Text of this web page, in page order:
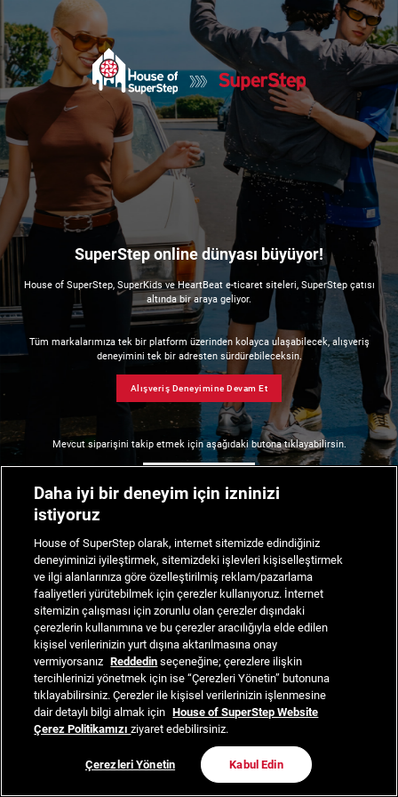
SuperStep online dünyası büyüyor!
House of SuperStep, SuperKids ve HeartBeat e-ticaret siteleri, SuperStep çatısı
altında bir araya geliyor.
Tüm markalarımıza tek bir platform üzerinden kolayca ulaşabilecek, alışveriş
deneyimini tek bir adresten sürdürebileceksin.
Alışveriş Deneyimine Devam Et
Mevcut siparişini takip etmek için aşağıdaki butona tıklayabilirsin.
Daha iyi bir deneyim için izninizi
istiyoruz
House of SuperStep olarak, internet sitemizde edindiğiniz
deneyiminizi iyileştirmek, sitemizdeki işlevleri kişiselleştirmek
ve ilgi alanlarınıza göre özelleştirilmiş reklam/pazarlama
faaliyetleri yürütebilmek için çerezler kullanıyoruz. İnternet
sitemizin çalışması için zorunlu olan çerezler dışındaki
çerezlerin kullanımına ve bu çerezler aracılığıyla elde edilen
kişisel verilerinizin yurt dışına aktarılmasına onay
vermiyorsanız Reddedin seçeneğine; çerezlere ilişkin
tercihlerinizi yönetmek için ise “Çerezleri Yönetin” butonuna
tıklayabilirsiniz. Çerezler ile kişisel verilerinizin işlenmesine
dair detaylı bilgi almak için House of SuperStep Website
Çerez Politikamızıziyaret edebilirsiniz.
Çerezleri Yönetin Kabul Edin